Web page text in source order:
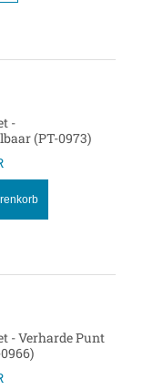
-
(PT-0973)
- Verharde Punt